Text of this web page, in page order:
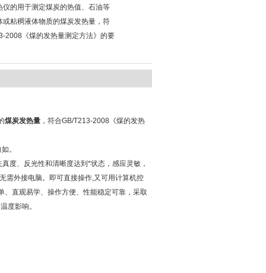
仪的用于测定煤炭的热值、石油等
或粘稠液体物质的煤炭发热量，符
2008《煤的发热量测定方法》的要
煤炭发热量 ，符合GB/T213-2008《煤的发热
。
度、反光性和清晰度达到*状态，感应灵敏，
需外接电脑。即可直接操作,又可用计算机控
直观易学、操作方便、性能稳定可靠，采取
度影响。